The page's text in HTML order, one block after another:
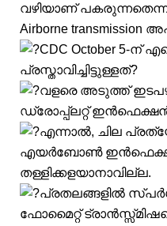
വഴിയാണ് പകരുന്നതെന്ന്.
Airborne
CDC October 5-
പ്രസ്താവിച്ചിട്ടുള്ളത്?
വളരെ അടുത്ത്
ഡ്രോപ്പ്ലറ്റ്
എന്നാൽ, ചില
എയർബോൺ
തള്ളിക്കളയാനാവില്ല.
പ്രതലങ്ങളിൽ
ഫോമൈറ്റ്